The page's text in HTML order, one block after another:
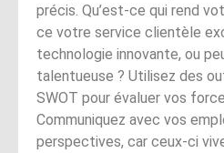
précis. Qu’est-ce qui rend
ce votre service clientèle
technologie innovante, ou
talentueuse ? Utilisez des
SWOT pour évaluer vos
Communiquez avec vos
perspectives, car ceux-ci